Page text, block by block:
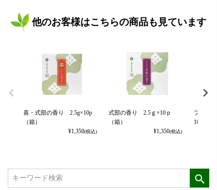
他のお客様はこちらの商品も見ています
喜・式部の香り 2.5g×10p
（箱）
¥1,350(税込)
式部の香り 2.5ｇ×10ｐ
（箱）
¥1,350(税込)
フルー
10ｇ